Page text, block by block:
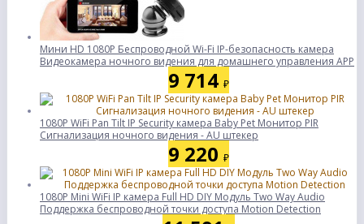
Мини HD 1080P Беспроводной Wi-Fi IP-безопасность камера
Видеокамера ночного видения для домашнего управления APP
9 714 ₽
1080P WiFi Pan Tilt IP Security камера Baby Pet Монитор PIR
Сигнализация ночного видения - AU штекер
9 220 ₽
1080P Mini WiFi IP камера Full HD DIY Модуль Two Way Audio
Поддержка беспроводной точки доступа Motion Detection